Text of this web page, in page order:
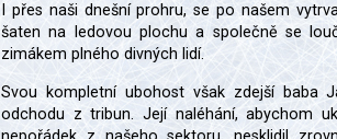
I přes naši dnešní prohru, se po našem
šaten na ledovou plochu a společně se
zimákem plného divných lidí.
Svou kompletní ubohost však zdejší baba
odchodu z tribun. Její naléhání, abychom